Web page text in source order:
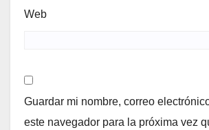
Web
Guardar mi nombre, correo
este navegador para la próxima vez